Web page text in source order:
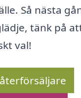
Så nästa
tänk på
val!